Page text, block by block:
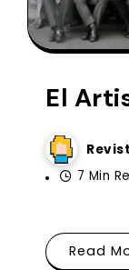
El
7 Min
Read